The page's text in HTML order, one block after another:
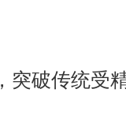
，突破传统受